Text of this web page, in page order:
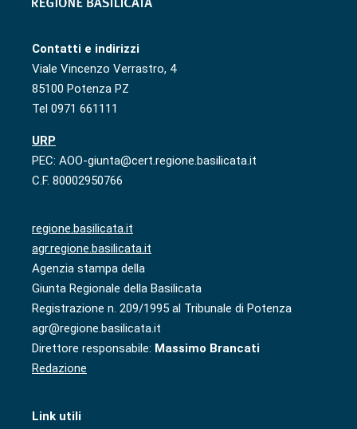
Contatti e indirizzi
Viale Vincenzo Verrastro, 4
85100 Potenza PZ
Tel 0971 661111
URP
PEC: AOO-giunta@cert.regione.basilicata.it
C.F. 80002950766
regione.basilicata.it
agr.regione.basilicata.it
Agenzia stampa della
Giunta Regionale della Basilicata
Registrazione n. 209/1995 al Tribunale di Potenza
agr@regione.basilicata.it
Direttore responsabile: Massimo Brancati
Redazione
Link utili